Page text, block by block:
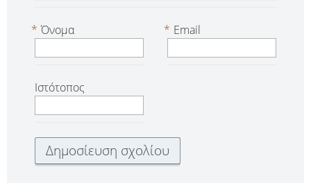
Όνομα
* Email
*
Ιστότοπος